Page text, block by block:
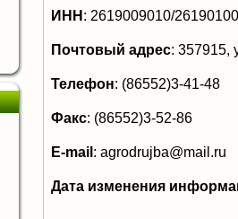
ИНН: 2619009010/
Почтовый адрес: 357915,
Телефон: (86552)3-41-48
Факс: (86552)3-52-86
E-mail: agrodrujba@mail.ru
Дата изменения